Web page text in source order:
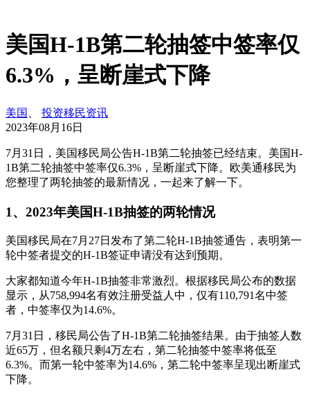
美国H-1B第二轮抽签中签率仅
6.3%，呈断崖式下降
美国
投资移民资讯
2023年08月16日
7月31日，美国移民局公告H-1B第二轮抽签已经结束。美国H-
1B第二轮抽签中签率仅6.3%，呈断崖式下降。欧美通移民为
您整理了两轮抽签的最新情况，一起来了解一下。
1、2023年美国H-1B抽签的两轮情况
美国移民局在7月27日发布了第二轮H-1B抽签通告，表明第一
轮中签者提交的H-1B签证申请没有达到预期。
大家都知道今年H-1B抽签非常激烈。根据移民局公布的数据
显示，从758,994名有效注册受益人中，仅有110,791名中签
者，中签率仅为14.6%。
7月31日，移民局公告了H-1B第二轮抽签结果。由于抽签人数
近65万，但名额只剩4万左右，第二轮抽签中签率将低至
6.3%。而第一轮中签率为14.6%，第二轮中签率呈现出断崖式
下降。